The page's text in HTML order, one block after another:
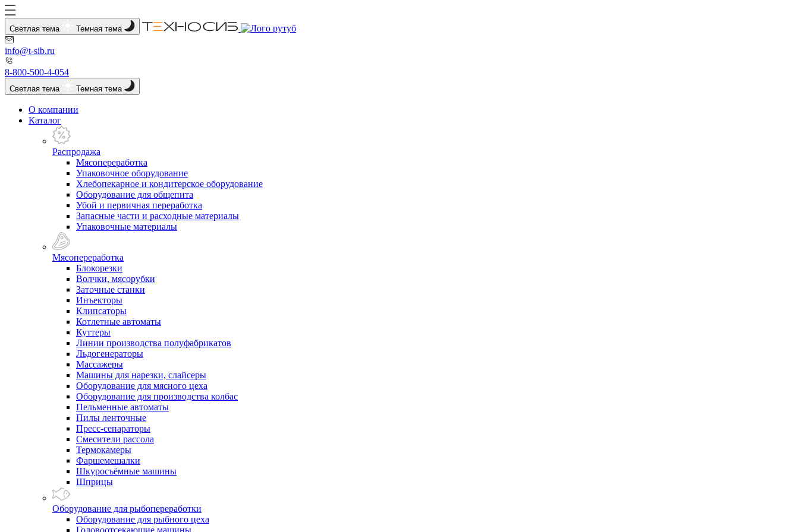
Светлая тема Темная тема
info@t-sib.ru
8-800-500-4-054
Светлая тема Темная тема
О компании
Каталог
Распродажа
Мясопереработка
Упаковочное оборудование
Хлебопекарное и кондитерское оборудование
Оборудование для общепита
Убой и первичная переработка
Запасные части и расходные материалы
Упаковочные материалы
Мясопереработка
Блокорезки
Волчки, мясорубки
Заточные станки
Инъекторы
Клипсаторы
Котлетные автоматы
Куттеры
Линии производства полуфабрикатов
Льдогенераторы
Массажеры
Машины для нарезки, слайсеры
Оборудование для мясного цеха
Оборудование для производства колбас
Пельменные автоматы
Пилы ленточные
Пресс-сепараторы
Смесители рассола
Термокамеры
Фаршемешалки
Шкуросъёмные машины
Шприцы
Оборудование для рыбопереработки
Оборудование для рыбного цеха
Головоотсекающие машины